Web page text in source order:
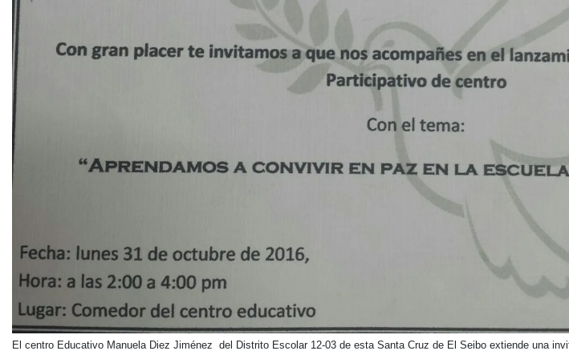
El centro Educativo Manuela Diez Jiménez del Distrito Escolar 12-03 de esta Santa Cruz de El Seibo extiende una